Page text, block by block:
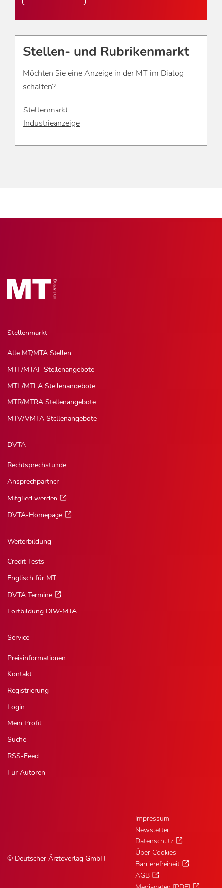
Stellen- und Rubrikenmarkt
Möchten Sie eine Anzeige in der MT im Dialog
schalten?
Stellenmarkt
Industrieanzeige
Stellenmarkt
Alle MT/MTA Stellen
MTF/MTAF Stellenangebote
MTL/MTLA Stellenangebote
MTR/MTRA Stellenangebote
MTV/VMTA Stellenangebote
DVTA
Rechtsprechstunde
Ansprechpartner
Mitglied werden
DVTA-Homepage
Weiterbildung
Credit Tests
Englisch für MT
DVTA Termine
Fortbildung DIW-MTA
Service
Preisinformationen
Kontakt
Registrierung
Login
Mein Profil
Suche
RSS-Feed
Für Autoren
© Deutscher Ärzteverlag GmbH
Impressum
Newsletter
Datenschutz
Über Cookies
Barrierefreiheit
AGB